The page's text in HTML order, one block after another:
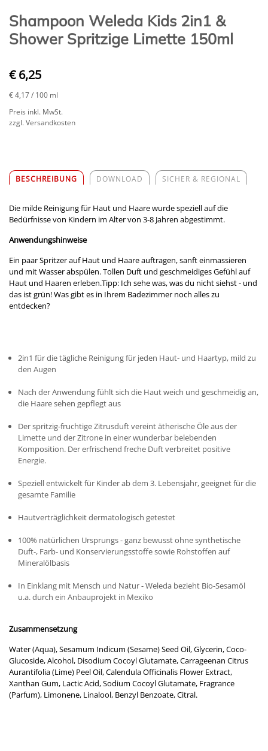
Shampoon Weleda Kids 2in1 &
Shower Spritzige Limette 150ml
€ 6,25
€ 4,17/ 100 ml
Preis inkl. MwSt.
zzgl. Versandkosten
BESCHREIBUNG DOWNLOAD SICHER & REGIONAL
Die milde Reinigung für Haut und Haare wurde speziell auf die
Bedürfnisse von Kindern im Alter von 3-8 Jahren abgestimmt.
Anwendungshinweise
Ein paar Spritzer auf Haut und Haare auftragen, sanft einmassieren
und mit Wasser abspülen. Tollen Duft und geschmeidiges Gefühl auf
Haut und Haaren erleben.Tipp: Ich sehe was, was du nicht siehst - und
das ist grün! Was gibt es in Ihrem Badezimmer noch alles zu
entdecken?
2in1 für die tägliche Reinigung für jeden Haut- und Haartyp, mild zu
den Augen
Nach der Anwendung fühlt sich die Haut weich und geschmeidig an,
die Haare sehen gepflegt aus
Der spritzig-fruchtige Zitrusduft vereint ätherische Öle aus der
Limette und der Zitrone in einer wunderbar belebenden
Komposition. Der erfrischend freche Duft verbreitet positive
Energie.
Speziell entwickelt für Kinder ab dem 3. Lebensjahr, geeignet für die
gesamte Familie
Hautverträglichkeit dermatologisch getestet
100% natürlichen Ursprungs - ganz bewusst ohne synthetische
Duft-, Farb- und Konservierungsstoffe sowie Rohstoffen auf
Mineralölbasis
In Einklang mit Mensch und Natur - Weleda bezieht Bio-Sesamöl
u.a. durch ein Anbauprojekt in Mexiko
Zusammensetzung
Water (Aqua), Sesamum Indicum (Sesame) Seed Oil, Glycerin, Coco-
Glucoside, Alcohol, Disodium Cocoyl Glutamate, Carrageenan Citrus
Aurantifolia (Lime) Peel Oil, Calendula Officinalis Flower Extract,
Xanthan Gum, Lactic Acid, Sodium Cocoyl Glutamate, Fragrance
(Parfum), Limonene, Linalool, Benzyl Benzoate, Citral.